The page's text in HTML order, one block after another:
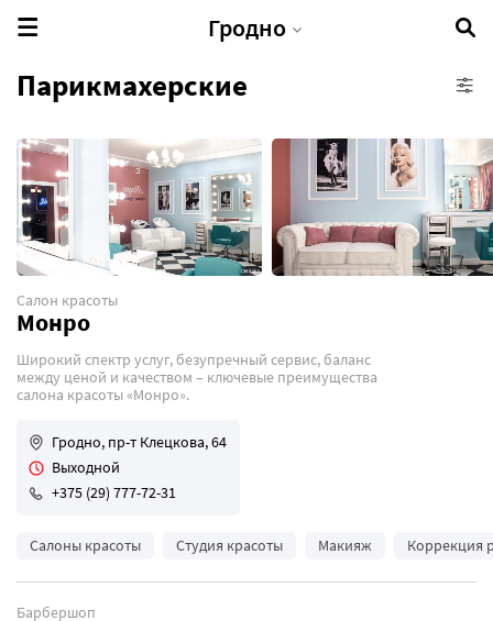
Гродно
Бани и сауны
Барбершопы
Имидж-студии
Косметологические центры
Парикмахерские
Салоны красоты
Спа-салоны
Студии загара
Студия перманентного макияжа
Тату-салоны
Парикмахерские
Салон красоты
Монро
Широкий спектр услуг, безупречный сервис, баланс
между ценой и качеством – ключевые преимущества
салона красоты «Монро».
Гродно, пр-т Клецкова, 64
Выходной
+375 (29) 777-72-31
Салоны красоты Студия красоты Макияж Коррекция
Барбершоп